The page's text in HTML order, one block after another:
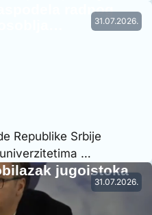
31.07.2026.
radnog
Republike Srbije
…
31.07.2026.
jugoistoka